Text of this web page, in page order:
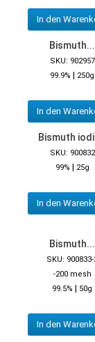
In den
Bismuth...
SKU: 902957
99.9% | 250g
In den
Bismuth
SKU: 900832
99% | 25g
In den
Bismuth...
SKU: 900833-
-200 mesh
99.5% | 50g
In den